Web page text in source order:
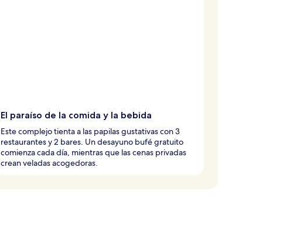
El paraíso de la comida y la bebida
Este complejo tienta a las papilas gustativas con 3
restaurantes y 2 bares. Un desayuno bufé gratuito
comienza cada día, mientras que las cenas privadas
crean veladas acogedoras.